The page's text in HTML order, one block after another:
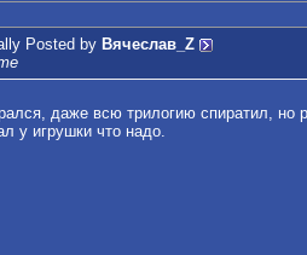
Posted by Вячеслав_Z
даже всю трилогию спиратил, но
у игрушки что надо.